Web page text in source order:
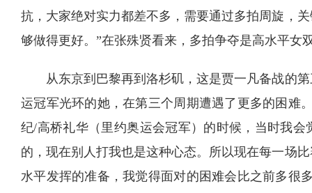
抗，大家绝对实力都差不多，需要通过多拍周旋，
够做得更好。”在张殊贤看来，多拍争夺是高水平女
从东京到巴黎再到洛杉矶，这是贾一凡备战的
运冠军光环的她，在第三个周期遭遇了更多的困难
纪/高桥礼华（里约奥运会冠军）的时候，当时我
的，现在别人打我也是这种心态。所以现在每一场
水平发挥的准备，我觉得面对的困难会比之前多很